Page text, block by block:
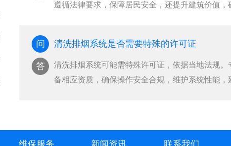
遵循法律要求，保障居民安全，还提升建筑价值，
问 清洗排烟系统是否需要特殊的许可证
答
清洗排烟系统可能需特殊许可证，依据当地法规。
备相应资质，确保操作安全合规，维护系统性能，
维保服务 新闻资讯 联系我们